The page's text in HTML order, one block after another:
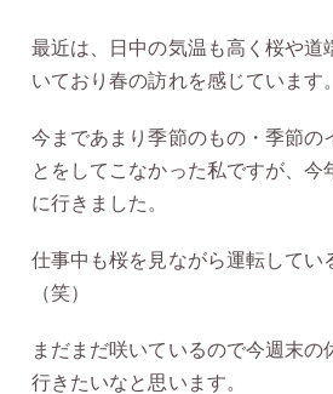
最近は、日中の気温も高く桜や道
いており春の訪れを感じています。
今まであまり季節のもの・季節の
とをしてこなかった私ですが、今
に行きました。
仕事中も桜を見ながら運転してい
（笑）
まだまだ咲いているので今週末の
行きたいなと思います。